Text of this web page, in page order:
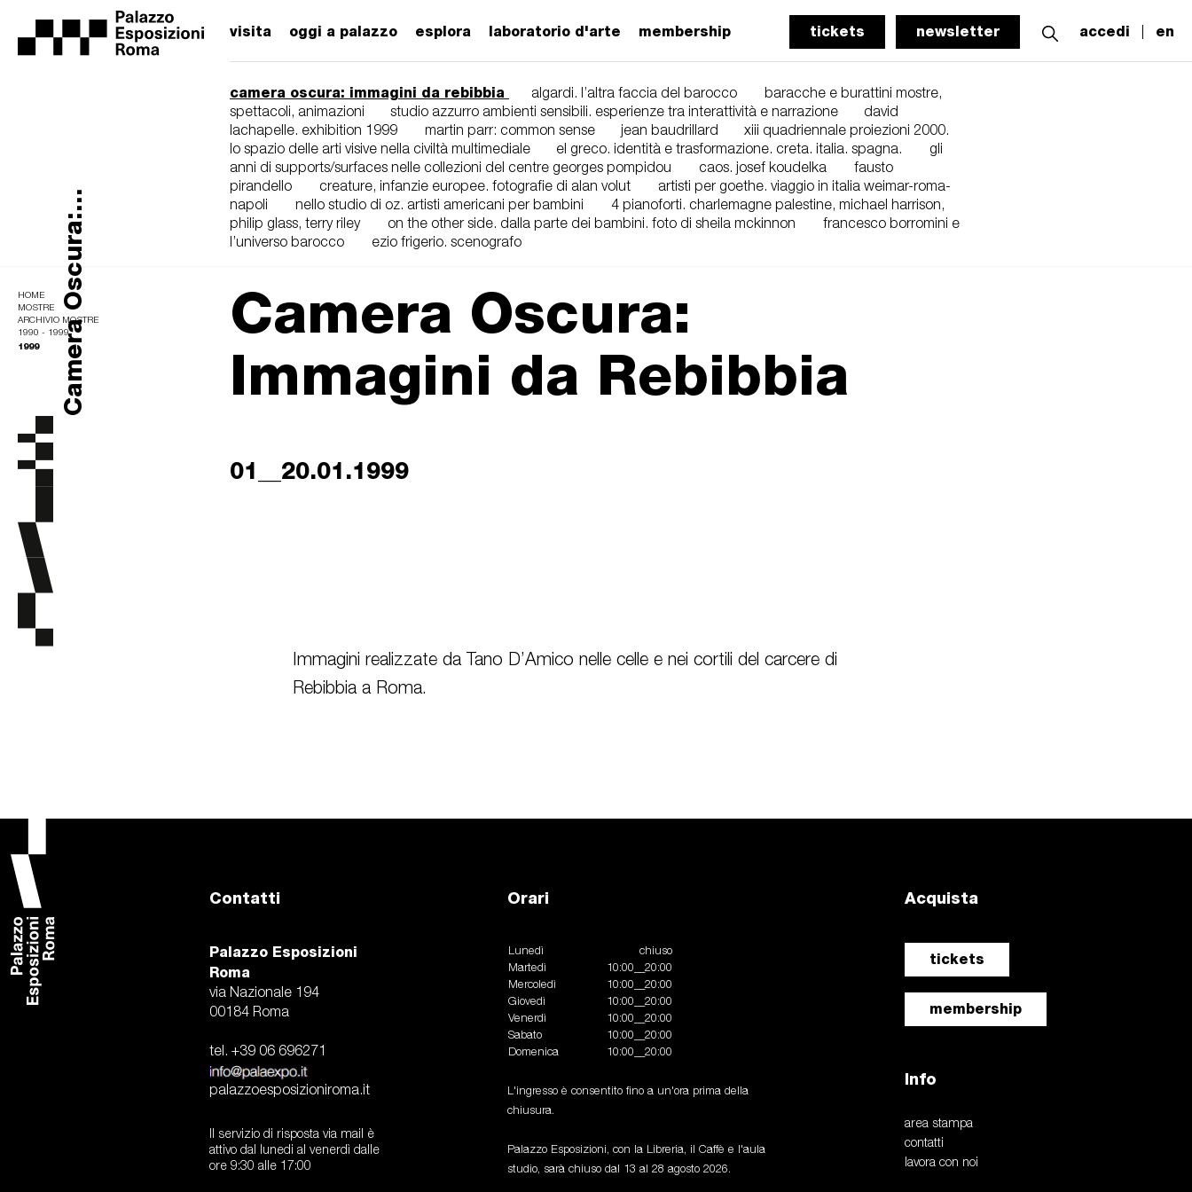
visita oggi a palazzo esplora laboratorio d'arte membership tickets newsletter accedi en
camera oscura: immagini da rebibbia algardi. l’altra faccia del barocco
baracche e burattini mostre,
spettacoli, animazioni
studio azzurro ambienti sensibili. esperienze tra interattività e narrazione
david
lachapelle. exhibition 1999
martin parr: common sense jean baudrillard
xiii quadriennale proiezioni 2000.
lo spazio delle arti visive nella civiltà multimediale
el greco. identità e trasformazione. creta. italia. spagna.
gli
anni di supports/surfaces nelle collezioni del centre georges pompidou
caos. josef koudelka
fausto
pirandello
creature, infanzie europee. fotografie di alan volut
artisti per goethe. viaggio in italia weimar-roma-
napoli
nello studio di oz. artisti americani per bambini
4 pianoforti. charlemagne palestine, michael harrison,
philip glass, terry riley
on the other side. dalla parte dei bambini. foto di sheila mckinnon
francesco borromini e
l’universo barocco
ezio frigerio. scenografo
HOME
MOSTRE
ARCHIVIO MOSTRE
1990 - 1999
1999 Camera Oscura:...
Camera Oscura:
Immagini da Rebibbia
01__20.01.1999
Immagini realizzate da Tano D’Amico nelle celle e nei cortili del carcere di
Rebibbia a Roma.
Contatti
Palazzo Esposizioni
Roma
via Nazionale 194
00184 Roma
tel. +39 06 696271
palazzoesposizioniroma.it
Il servizio di risposta via mail è
attivo dal lunedi al venerdì dalle
ore 9:30 alle 17:00
Orari
Lunedì
chiuso
Martedì
10:00__20:00
Mercoledì
10:00__20:00
Giovedì
10:00__20:00
Venerdì
10:00__20:00
Sabato
10:00__20:00
Domenica
10:00__20:00
L'ingresso è consentito fino a un'ora prima della
chiusura.
Palazzo Esposizioni, con la Libreria, il Caffè e l'aula
studio, sarà chiuso dal 13 al 28 agosto 2026.
Acquista
tickets
membership
Info
area stampa
contatti
lavora con noi